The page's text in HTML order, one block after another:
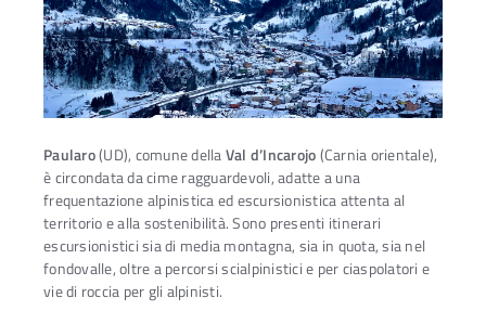
Paularo(UD), comune dellaVal d’Incarojo(Carnia orientale),
è circondata da cime ragguardevoli, adatte a una
frequentazione alpinistica ed escursionistica attenta al
territorio e alla sostenibilità. Sono presenti itinerari
escursionistici sia di media montagna, sia in quota, sia nel
fondovalle, oltre a percorsi scialpinistici e per ciaspolatori e
vie di roccia per gli alpinisti.